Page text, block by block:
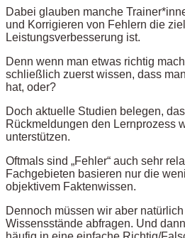
Dabei glauben manche
und Korrigieren von Fehlern die
Leistungsverbesserung ist.
Denn wenn man etwas richtig
schließlich zuerst wissen, dass
hat, oder?
Doch aktuelle Studien belegen,
Rückmeldungen den Lernprozess
unterstützen.
Oftmals sind „Fehler“ auch sehr
Fachgebieten basieren nur die
objektivem Faktenwissen.
Dennoch müssen wir aber
Wissensstände abfragen. Und